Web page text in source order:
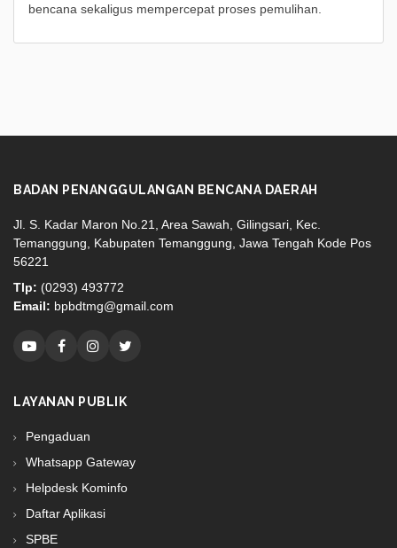
bencana sekaligus mempercepat proses pemulihan.
BADAN PENANGGULANGAN BENCANA DAERAH
Jl. S. Kadar Maron No.21, Area Sawah, Gilingsari, Kec.
Temanggung, Kabupaten Temanggung, Jawa Tengah Kode Pos
56221
Tlp: (0293) 493772
Email: bpbdtmg@gmail.com
LAYANAN PUBLIK
Pengaduan
Whatsapp Gateway
Helpdesk Kominfo
Daftar Aplikasi
SPBE